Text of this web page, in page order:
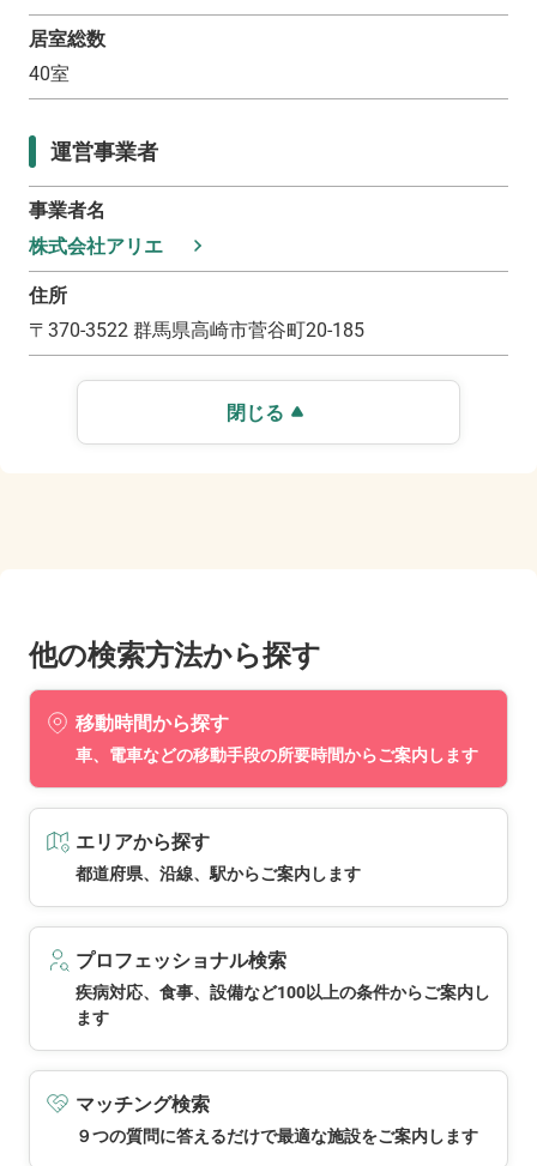
居室総数
40室
運営事業者
事業者名
株式会社アリエ
住所
〒 370-3522 群馬県高崎市菅谷町20-185
閉じる
他の検索方法から探す
移動時間から探す
車、電車などの移動手段の所要時間からご案内します
エリアから探す
都道府県、沿線、駅からご案内します
プロフェッショナル検索
疾病対応、食事、設備など100以上の条件からご案内し
ます
マッチング検索
９つの質問に答えるだけで最適な施設をご案内します